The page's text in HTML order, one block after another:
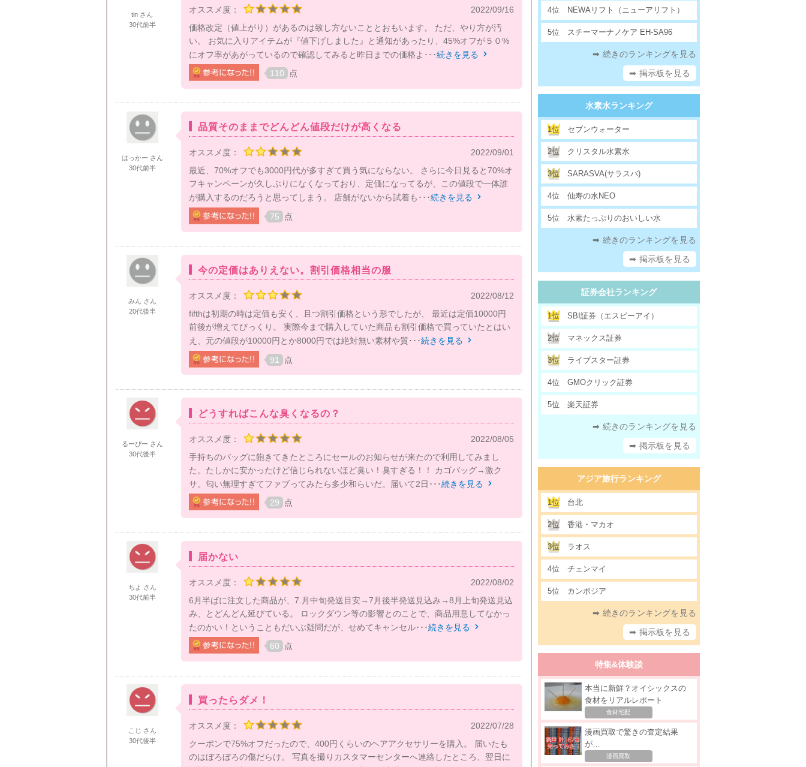
tin さん
30代前半
オススメ度：
2022/09/16
価格改定（値上がり）があるのは致し方ないこととおもいます。 ただ、やり方が汚
い。 お気に入りアイテムが『値下げしました』と通知があったり、45%オフが５０%
にオフ率があがっているので確認してみると昨日までの価格よ･･･続きを見る 
110 点
はっかー さん
30代前半
品質そのままでどんどん値段だけが高くなる
オススメ度：
2022/09/01
最近、70%オフでも3000円代が多すぎて買う気にならない。 さらに今日見ると70%オ
フキャンペーンが久しぶりになくなっており、定価になってるが、この値段で一体誰
が購入するのだろうと思ってしまう。 店舗がないから試着も･･･続きを見る 
75 点
みん さん
20代後半
今の定価はありえない。割引価格相当の服
オススメ度：
2022/08/12
fifthは初期の時は定価も安く、且つ割引価格という形でしたが、 最近は定価10000円
前後が増えてびっくり。 実際今まで購入していた商品も割引価格で買っていたとはい
え、元の値段が10000円とか8000円では絶対無い素材や質･･･続きを見る 
91 点
るーぴー さん
30代後半
どうすればこんな臭くなるの？
オススメ度：
2022/08/05
手持ちのバッグに飽きてきたところにセールのお知らせが来たので利用してみまし
た。たしかに安かったけど信じられないほど臭い！臭すぎる！！ カゴバッグ→激ク
サ。匂い無理すぎてファブってみたら多少和らいだ。届いて2日･･･続きを見る 
29 点
ちよ さん
30代前半
届かない
オススメ度：
2022/08/02
6月半ばに注文した商品が、7.月中旬発送目安→7月後半発送見込み→8月上旬発送見込
み、とどんどん延びている。 ロックダウン等の影響とのことで、商品用意してなかっ
たのかい！ということもだいぶ疑問だが、せめてキャンセル･･･続きを見る 
60 点
こじ さん
30代後半
買ったらダメ！
オススメ度：
2022/07/28
クーポンで75%オフだったので、400円くらいのヘアアクセサリーを購入。 届いたも
のはぼろぼろの傷だらけ。 写真を撮りカスタマーセンターへ連絡したところ、翌日に
4位 NEWAリフト（ニューアリフト）
5位 スチーマーナノケア EH-SA96
➡ 続きのランキングを見る
➡ 掲示板を見る
水素水ランキング
1位 セブンウォーター
2位 クリスタル水素水
3位 SARASVA(サラスバ)
4位 仙寿の水NEO
5位 水素たっぷりのおいしい水
➡ 続きのランキングを見る
➡ 掲示板を見る
証券会社ランキング
1位 SBI証券（エスビーアイ）
2位 マネックス証券
3位 ライブスター証券
4位 GMOクリック証券
5位 楽天証券
➡ 続きのランキングを見る
➡ 掲示板を見る
アジア旅行ランキング
1位 台北
2位 香港・マカオ
3位 ラオス
4位 チェンマイ
5位 カンボジア
➡ 続きのランキングを見る
➡ 掲示板を見る
特集&体験談
本当に新鮮？オイシックスの
食材をリアルレポート
食材宅配
漫画買取で驚きの査定結果
が…
漫画買取